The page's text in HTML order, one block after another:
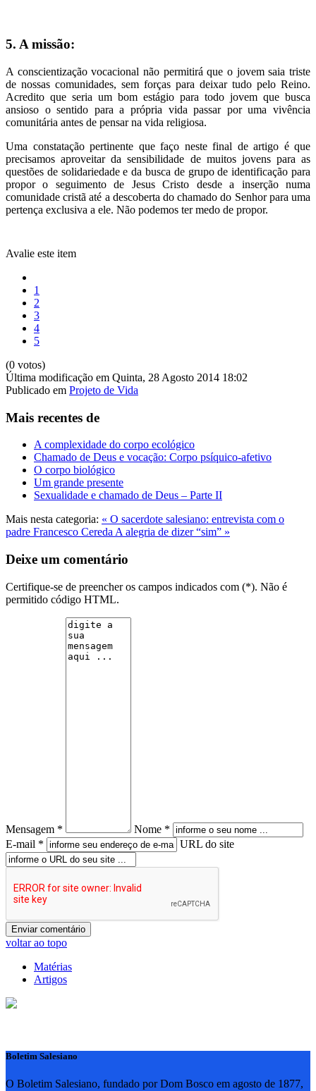
5. A missão:
A conscientização vocacional não permitirá que o jovem saia triste
de nossas comunidades, sem forças para deixar tudo pelo Reino.
Acredito que seria um bom estágio para todo jovem que busca
ansioso o sentido para a própria vida passar por uma vivência
comunitária antes de pensar na vida religiosa.
Uma constatação pertinente que faço neste final de artigo é que
precisamos aproveitar da sensibilidade de muitos jovens para as
questões de solidariedade e da busca de grupo de identificação para
propor o seguimento de Jesus Cristo desde a inserção numa
comunidade cristã até a descoberta do chamado do Senhor para uma
pertença exclusiva a ele. Não podemos ter medo de propor.
Avalie este item
1
2
3
4
5
(0 votos)
Última modificação em Quinta, 28 Agosto 2014 18:02
Publicado em Projeto de Vida
Mais recentes de
A complexidade do corpo ecológico
Chamado de Deus e vocação: Corpo psíquico-afetivo
O corpo biológico
Um grande presente
Sexualidade e chamado de Deus – Parte II
Mais nesta categoria: « O sacerdote salesiano: entrevista com o
padre Francesco CeredaA alegria de dizer “sim” »
Deixe um comentário
Certifique-se de preencher os campos indicados com (*). Não é
permitido código HTML.
Mensagem *
Nome *
E-mail *
URL do site
voltar ao topo
Matérias
Artigos
Boletim Salesiano
O Boletim Salesiano, fundado por Dom Bosco em agosto de 1877,